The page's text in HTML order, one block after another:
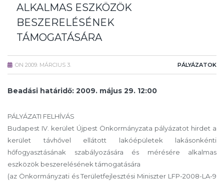
ALKALMAS ESZKÖZÖK
BESZERELÉSÉNEK
TÁMOGATÁSÁRA
ON 2009. MÁRCIUS 3. PÁLYÁZATOK
Beadási határidő: 2009. május 29. 12:00
PÁLYÁZATI FELHÍVÁS
Budapest IV. kerület Újpest Önkormányzata pályázatot hirdet a
kerület távhővel ellátott lakóépületek lakásonkénti
hőfogyasztásának szabályozására és mérésére alkalmas
eszközök beszerelésének támogatására
(az Önkormányzati és Területfejlesztési Miniszter LFP-2008-LA-9